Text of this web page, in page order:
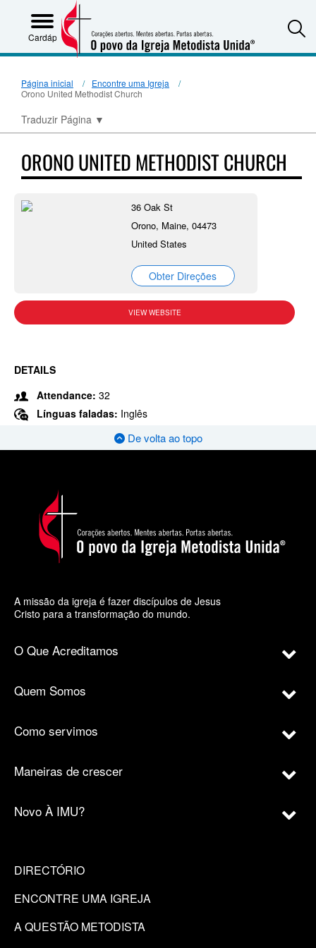
Cardápio
Página inicial
Encontre uma Igreja
Orono United Methodist Church
Traduzir Página ▼
ORONO UNITED METHODIST CHURCH
36 Oak St
Orono, Maine, 04473
United States
Obter Direções
VIEW WEBSITE
DETAILS
Attendance: 32
Línguas faladas: Inglês
De volta ao topo
A missão da igreja é fazer discípulos de Jesus
Cristo para a transformação do mundo.
O Que Acreditamos
Quem Somos
Como servimos
Maneiras de crescer
Novo À IMU?
DIRECTÓRIO
ENCONTRE UMA IGREJA
A QUESTÃO METODISTA